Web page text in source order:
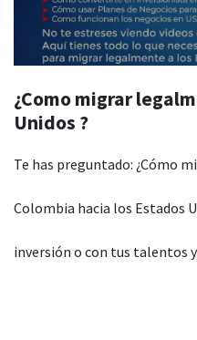
¿Como migrar
Unidos ?
Te has preguntado: ¿Cómo
Colombia hacia los Estados
inversión o con tus talentos